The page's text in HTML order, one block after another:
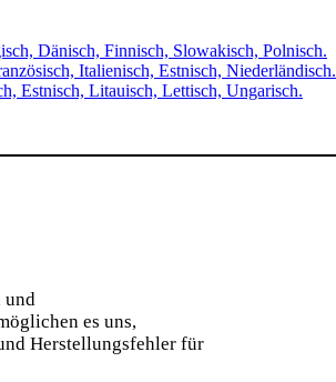
Dänisch, Finnisch, Slowakisch, Polnisch.
Italienisch, Estnisch, Niederländisch.
Estnisch, Litauisch, Lettisch, Ungarisch.
und
es uns,
Herstellungsfehler für